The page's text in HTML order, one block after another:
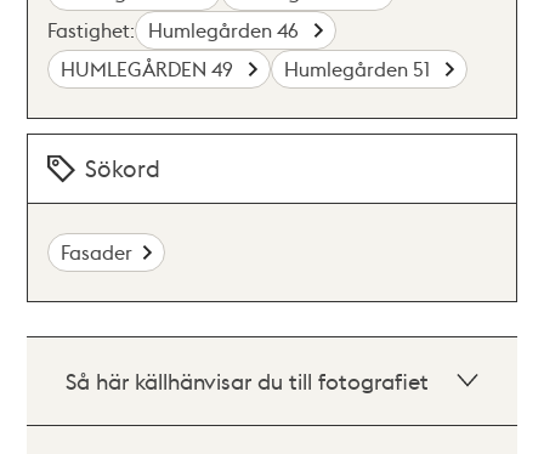
Fastighet: Humlegården 46
HUMLEGÅRDEN 49
Humlegården 51
Sökord
Fasader
Så här källhänvisar du till fotografiet